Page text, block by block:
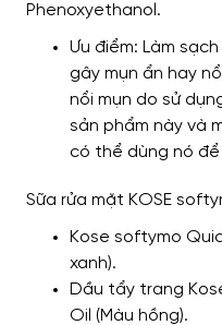
Phenoxyethanol.
Ưu điểm: Làm
gây mụn ẩn hay
nổi mụn do sử
sản phẩm này và
có thể dùng nó
Sữa rửa mặt KOSE
Kose softymo
xanh).
Dầu tẩy trang
Oil (Màu hồng).